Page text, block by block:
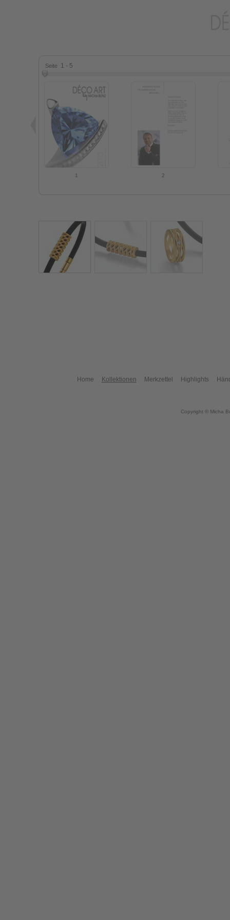
Seite 1 - 5
1 2
Home Kollektionen Merkzettel Highlights
Copyright © Micha